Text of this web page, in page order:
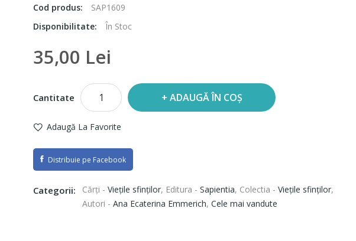
Cod produs:
SAP1609
Disponibilitate:
În Stoc
35,00 Lei
Cantitate ADAUGĂ ÎN COȘ
Adaugă La Favorite
Distribuie pe Facebook
Categorii: Cărți - Vieţile sfinţilor, Editura - Sapientia, Colectia - Viețile sfinților,
Autori - Ana Ecaterina Emmerich, Cele mai vandute